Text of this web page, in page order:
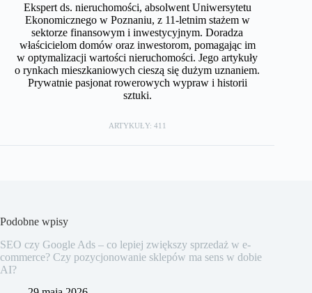
Ekspert ds. nieruchomości, absolwent Uniwersytetu
Ekonomicznego w Poznaniu, z 11-letnim stażem w
sektorze finansowym i inwestycyjnym. Doradza
właścicielom domów oraz inwestorom, pomagając im
w optymalizacji wartości nieruchomości. Jego artykuły
o rynkach mieszkaniowych cieszą się dużym uznaniem.
Prywatnie pasjonat rowerowych wypraw i historii
sztuki.
ARTYKUŁY: 411
Podobne wpisy
SEO czy Google Ads – co lepiej zwiększy sprzedaż w e-
commerce? Czy pozycjonowanie sklepów ma sens w dobie
AI?